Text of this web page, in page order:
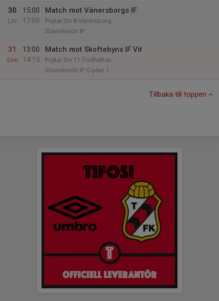
30
Lör
15:00
17:00
Match mot Vänersborgs IF
Pojkar Div 8 Vänersborg
Stavrelunds IP
31
Sön
13:00
14:15
Match mot Skoftebyns IF Vit
Pojkar Div 11 Trollhättan
Stavrelunds IP C-plan 1
Tillbaka till toppen